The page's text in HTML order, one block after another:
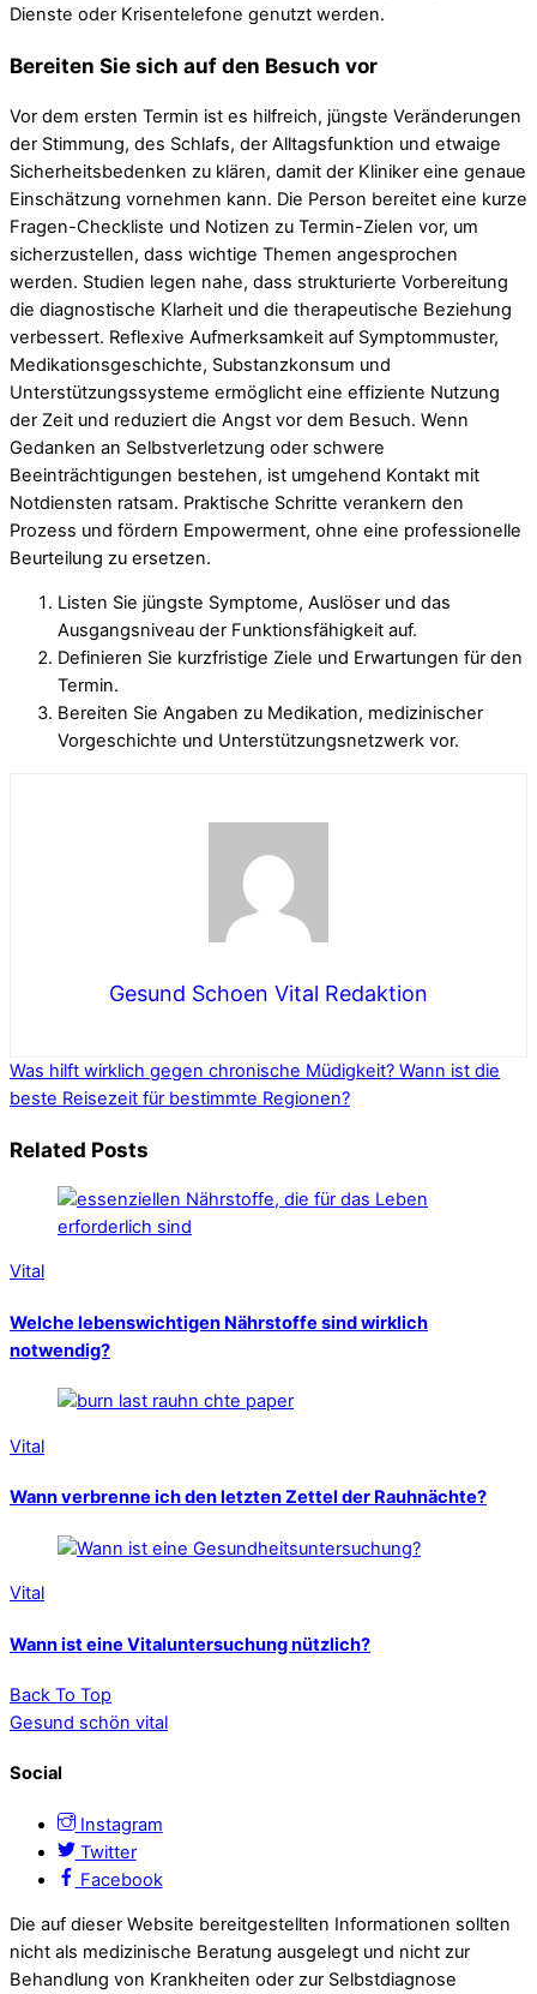
Dienste oder Krisentelefone genutzt werden.
Bereiten Sie sich auf den Besuch vor
Vor dem ersten Termin ist es hilfreich, jüngste Veränderungen
der Stimmung, des Schlafs, der Alltagsfunktion und etwaige
Sicherheitsbedenken zu klären, damit der Kliniker eine genaue
Einschätzung vornehmen kann. Die Person bereitet eine kurze
Fragen-Checkliste und Notizen zu Termin-Zielen vor, um
sicherzustellen, dass wichtige Themen angesprochen
werden. Studien legen nahe, dass strukturierte Vorbereitung
die diagnostische Klarheit und die therapeutische Beziehung
verbessert. Reflexive Aufmerksamkeit auf Symptommuster,
Medikationsgeschichte, Substanzkonsum und
Unterstützungssysteme ermöglicht eine effiziente Nutzung
der Zeit und reduziert die Angst vor dem Besuch. Wenn
Gedanken an Selbstverletzung oder schwere
Beeinträchtigungen bestehen, ist umgehend Kontakt mit
Notdiensten ratsam. Praktische Schritte verankern den
Prozess und fördern Empowerment, ohne eine professionelle
Beurteilung zu ersetzen.
Listen Sie jüngste Symptome, Auslöser und das
Ausgangsniveau der Funktionsfähigkeit auf.
Definieren Sie kurzfristige Ziele und Erwartungen für den
Termin.
Bereiten Sie Angaben zu Medikation, medizinischer
Vorgeschichte und Unterstützungsnetzwerk vor.
Gesund Schoen Vital Redaktion
Was hilft wirklich gegen chronische Müdigkeit? Wann ist die
beste Reisezeit für bestimmte Regionen?
Related Posts
Vital
Welche lebenswichtigen Nährstoffe sind wirklich
notwendig?
Vital
Wann verbrenne ich den letzten Zettel der Rauhnächte?
Vital
Wann ist eine Vitaluntersuchung nützlich?
Back To Top
Gesund schön vital
Social
Instagram
Twitter
Facebook
Die auf dieser Website bereitgestellten Informationen sollten
nicht als medizinische Beratung ausgelegt und nicht zur
Behandlung von Krankheiten oder zur Selbstdiagnose